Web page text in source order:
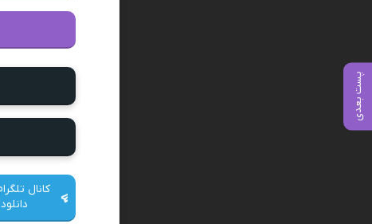
پست بعدی
کانال